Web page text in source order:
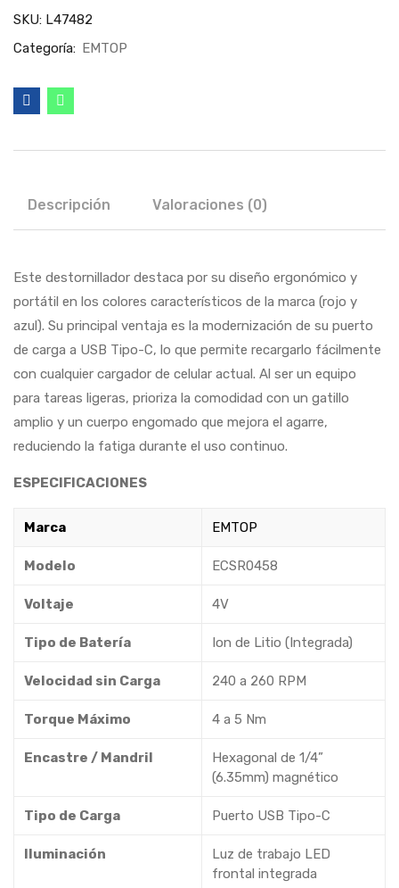
SKU: L47482
Categoría: EMTOP
Descripción Valoraciones (0)
Este destornillador destaca por su diseño ergonómico y
portátil en los colores característicos de la marca (rojo y
azul). Su principal ventaja es la modernización de su puerto
de carga a USB Tipo-C, lo que permite recargarlo fácilmente
con cualquier cargador de celular actual. Al ser un equipo
para tareas ligeras, prioriza la comodidad con un gatillo
amplio y un cuerpo engomado que mejora el agarre,
reduciendo la fatiga durante el uso continuo.
ESPECIFICACIONES
Marca EMTOP
Modelo ECSR0458
Voltaje 4V
Tipo de Batería Ion de Litio (Integrada)
Velocidad sin Carga 240 a 260 RPM
Torque Máximo 4 a 5 Nm
Encastre / Mandril
Hexagonal de 1/4”
(6.35mm) magnético
Tipo de Carga Puerto USB Tipo-C
Iluminación
Luz de trabajo LED
frontal integrada